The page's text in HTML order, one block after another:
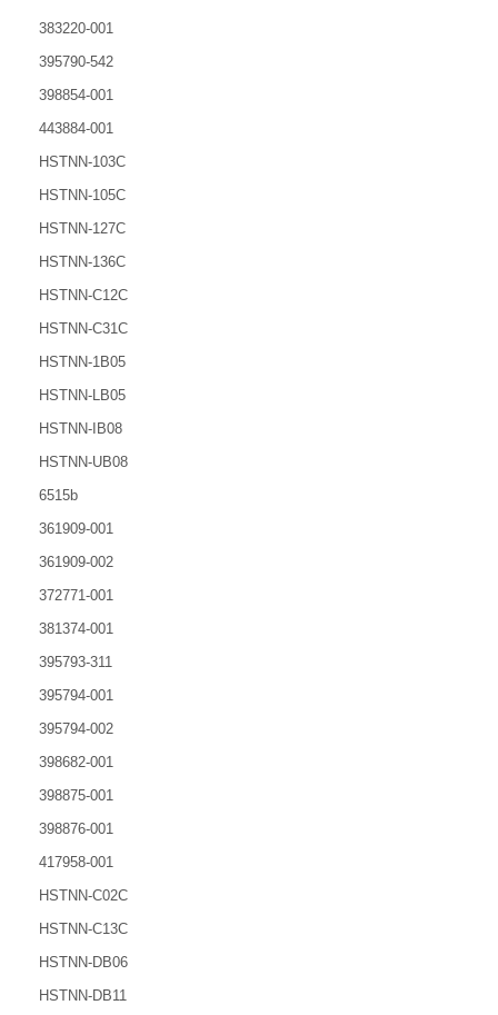
383220-001
395790-542
398854-001
443884-001
HSTNN-103C
HSTNN-105C
HSTNN-127C
HSTNN-136C
HSTNN-C12C
HSTNN-C31C
HSTNN-1B05
HSTNN-LB05
HSTNN-IB08
HSTNN-UB08
6515b
361909-001
361909-002
372771-001
381374-001
395793-311
395794-001
395794-002
398682-001
398875-001
398876-001
417958-001
HSTNN-C02C
HSTNN-C13C
HSTNN-DB06
HSTNN-DB11